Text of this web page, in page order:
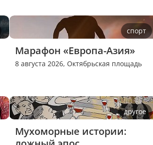
спорт
Марафон «Европа-Азия»
8 августа 2026, Октябрьская площадь
другое
Мухоморные истории: